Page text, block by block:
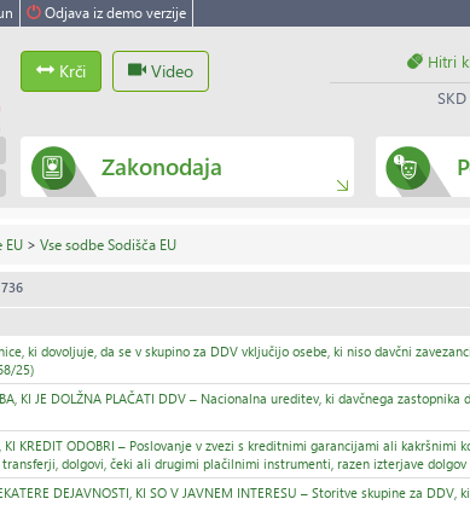
Odjava iz demo verzije
Krči Video Hitri
Zakonodaja
EU > Vse sodbe Sodišča EU
ki dovoljuje, da se v skupino za DDV vključijo osebe, ki niso davčni
25)
KI JE DOLŽNA PLAČATI DDV – Nacionalna ureditev, ki davčnega
KI KREDIT ODOBRI – Poslovanje v zvezi s kreditnimi garancijami ali
dolgovi, čeki ali drugimi plačilnimi instrumenti, razen izterjave dolgov
DEJAVNOSTI, KI SO V JAVNEM INTERESU – Storitve skupine za